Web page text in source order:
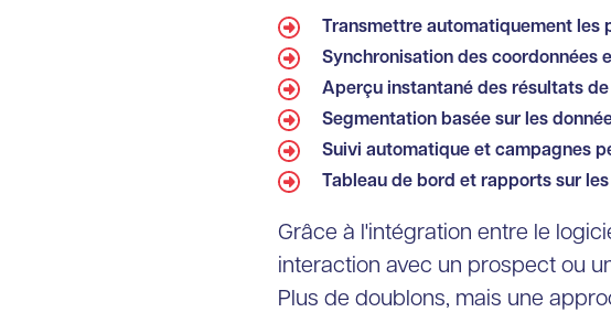
Transmettre automatiquement les
Synchronisation des coordonnées
Aperçu instantané des résultats
Segmentation basée sur les
Suivi automatique et campagnes
Tableau de bord et rapports sur
Grâce à l'intégration entre le
interaction avec un prospect ou
Plus de doublons, mais une